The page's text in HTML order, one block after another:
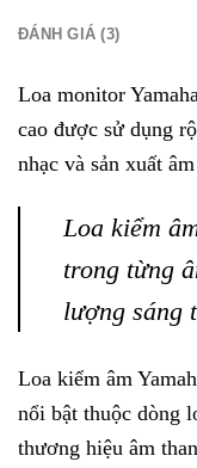
ĐÁNH GIÁ (3)
Loa monitor
cao được sử dụng
nhạc và sản xuất
Loa kiểm
trong từng
lượng sáng
Loa kiểm âm
nổi bật thuộc dòng
thương hiệu âm